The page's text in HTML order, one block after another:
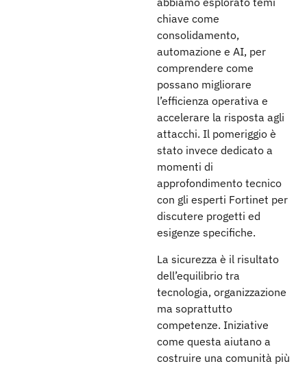
chiave come
consolidamento,
automazione e AI, per
comprendere come
possano migliorare
l’efficienza operativa e
accelerare la risposta agli
attacchi. Il pomeriggio è
stato invece dedicato a
momenti di
approfondimento tecnico
con gli esperti Fortinet per
discutere progetti ed
esigenze specifiche.
La sicurezza è il risultato
dell’equilibrio tra
tecnologia, organizzazione
ma soprattutto
competenze. Iniziative
come questa aiutano a
costruire una comunità più